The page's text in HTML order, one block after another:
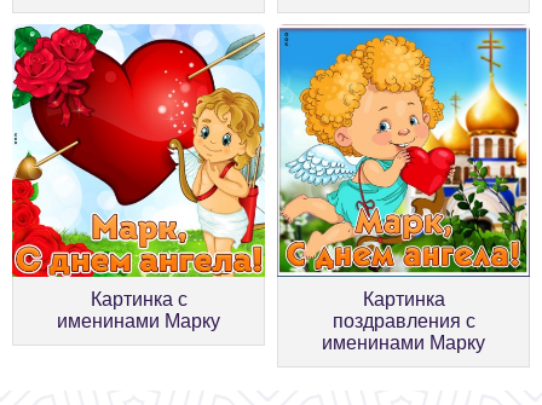
Картинка с
именинами Марку
Картинка
поздравления с
именинами Марку